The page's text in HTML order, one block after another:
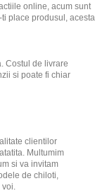
online, acum sunt
place produsul, acesta
Costul de livrare
si poate fi chiar
clientilor
Multumim
si va invitam
de chiloti,
voi.